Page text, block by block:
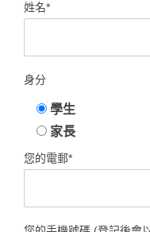
姓名*
身分
學生
家長
您的電郵*